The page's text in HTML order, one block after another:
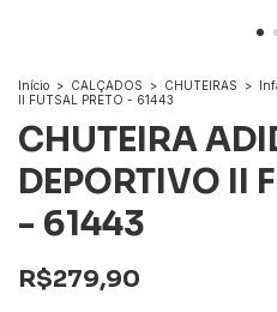
Início > CALÇADOS > CHUTEIRAS >
II FUTSAL PRETO - 61443
CHUTEIRA
DEPORTIVO II
- 61443
R$279,90